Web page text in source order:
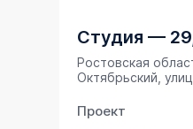
Студия —
Ростовская
Октябрьский,
Проект